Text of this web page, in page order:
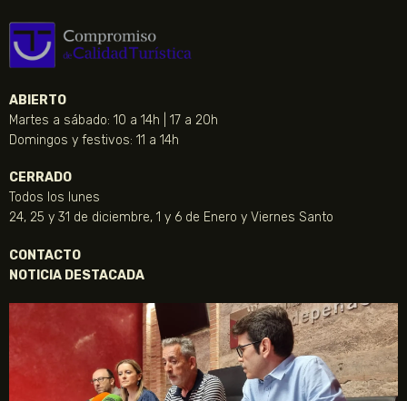
ABIERTO
Martes a sábado: 10 a 14h | 17 a 20h
Domingos y festivos: 11 a 14h
CERRADO
Todos los lunes
24, 25 y 31 de diciembre, 1 y 6 de Enero y Viernes Santo
CONTACTO
NOTICIA DESTACADA